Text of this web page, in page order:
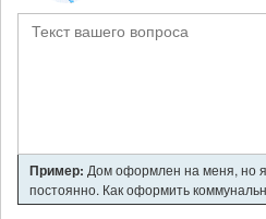
Пример: Дом оформлен на меня, но
постоянно. Как оформить